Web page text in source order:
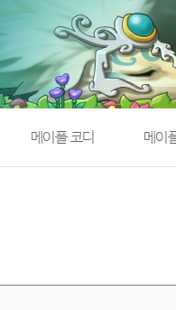
추가정보
메이플 코디 메이